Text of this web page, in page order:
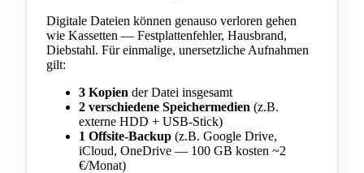
Digitale Dateien können genauso verloren gehen
wie Kassetten — Festplattenfehler, Hausbrand,
Diebstahl. Für einmalige, unersetzliche Aufnahmen
gilt:
3 Kopien der Datei insgesamt
2 verschiedene Speichermedien (z.B.
externe HDD + USB-Stick)
1 Offsite-Backup (z.B. Google Drive,
iCloud, OneDrive — 100 GB kosten ~2
€/Monat)